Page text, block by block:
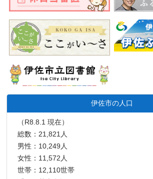
伊佐市の人口
（R8.8.1 現在）
総数：21,821人
男性：10,249人
女性：11,572人
世帯：12,110世帯